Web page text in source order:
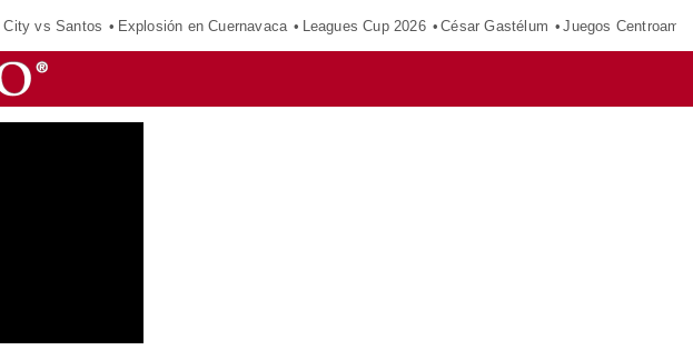
City vs Santos Explosión en Cuernavaca Leagues Cup 2026 César Gastélum Juegos